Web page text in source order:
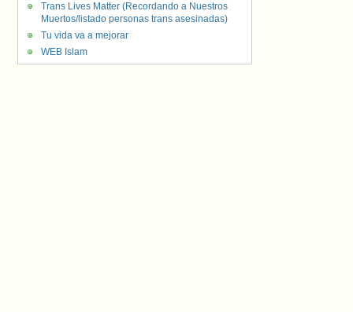
Trans Lives Matter (Recordando a Nuestros
Muertos/listado personas trans asesinadas)
Tu vida va a mejorar
WEB Islam